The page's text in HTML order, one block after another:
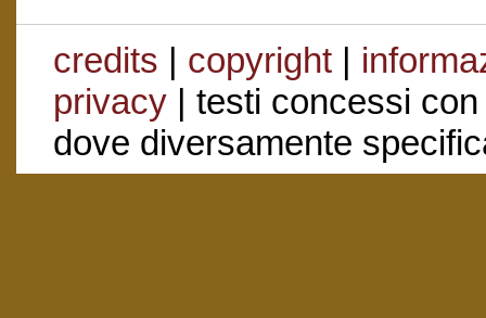
credits | copyright|
privacy| testi concessi
dove diversamente